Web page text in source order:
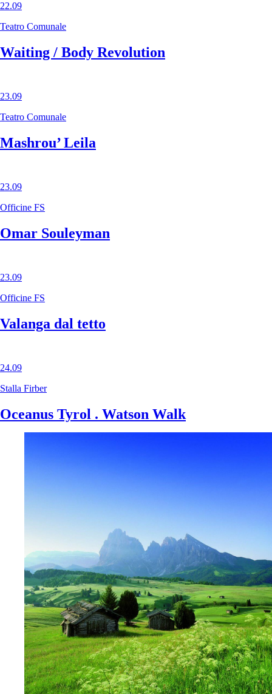
22.09
Teatro Comunale
Waiting / Body Revolution
23.09
Teatro Comunale
Mashrou’ Leila
23.09
Officine FS
Omar Souleyman
23.09
Officine FS
Valanga dal tetto
24.09
Stalla Firber
Oceanus Tyrol . Watson Walk